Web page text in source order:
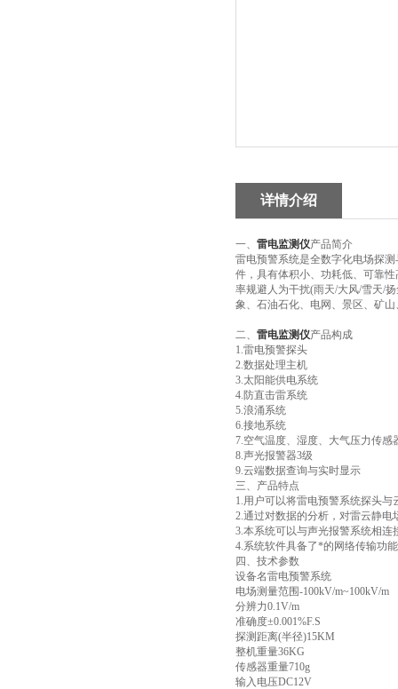
详情介绍
一、 雷电监测仪产品简介
雷电预警系统是全数字化电场探
件，具有体积小、功耗低、可靠
率规避人为干扰(雨天/大风/雪天/
象、石油石化、电网、景区、矿
二、 雷电监测仪产品构成
1.雷电预警探头
2.数据处理主机
3.太阳能供电系统
4.防直击雷系统
5.浪涌系统
6.接地系统
7.空气温度、湿度、大气压力传感
8.声光报警器3级
9.云端数据查询与实时显示
三、产品特点
1.用户可以将雷电预警系统探头
2.通过对数据的分析，对雷云静
3.本系统可以与声光报警系统相连
4.系统软件具备了*的网络传输功
四、技术参数
设备名雷电预警系统
电场测量范围-100kV/m~100kV/m
分辨力0.1V/m
准确度±0.001%F.S
探测距离(半径)15KM
整机重量36KG
传感器重量710g
输入电压DC12V